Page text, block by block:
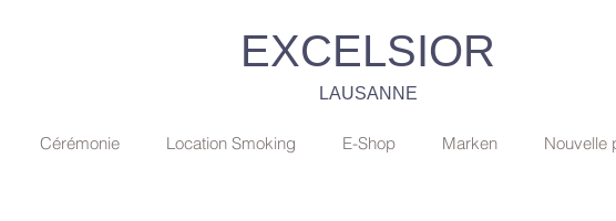
EXCELSIOR
LAUSANNE
Cérémonie Location Smoking E-Shop Marken Nouvelle